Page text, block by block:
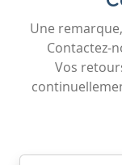
Une
Contactez-
Vos